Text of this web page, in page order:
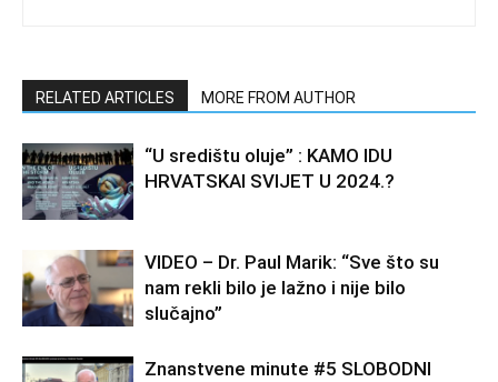
RELATED ARTICLES MORE FROM AUTHOR
“U središtu oluje” : KAMO IDU
HRVATSKAI SVIJET U 2024.?
VIDEO – Dr. Paul Marik: “Sve što su
nam rekli bilo je lažno i nije bilo
slučajno”
Znanstvene minute #5 SLOBODNI